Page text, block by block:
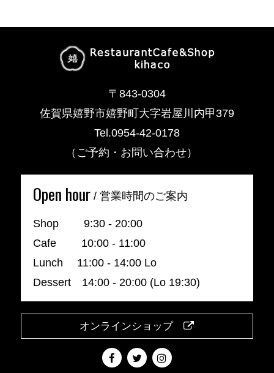
〒843-0304
佐賀県嬉野市嬉野町大字岩屋川内甲379
Tel.0954-42-0178
（ご予約・お問い合わせ）
Open hour / 営業時間のご案内
Shop 9:30 - 20:00
Cafe 10:00 - 11:00
Lunch 11:00 - 14:00 Lo
Dessert 14:00 - 20:00 (Lo 19:30)
オンラインショップ